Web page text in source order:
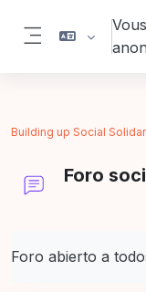
Panneau latéral
Building up Social
Foro
Foro abierto a